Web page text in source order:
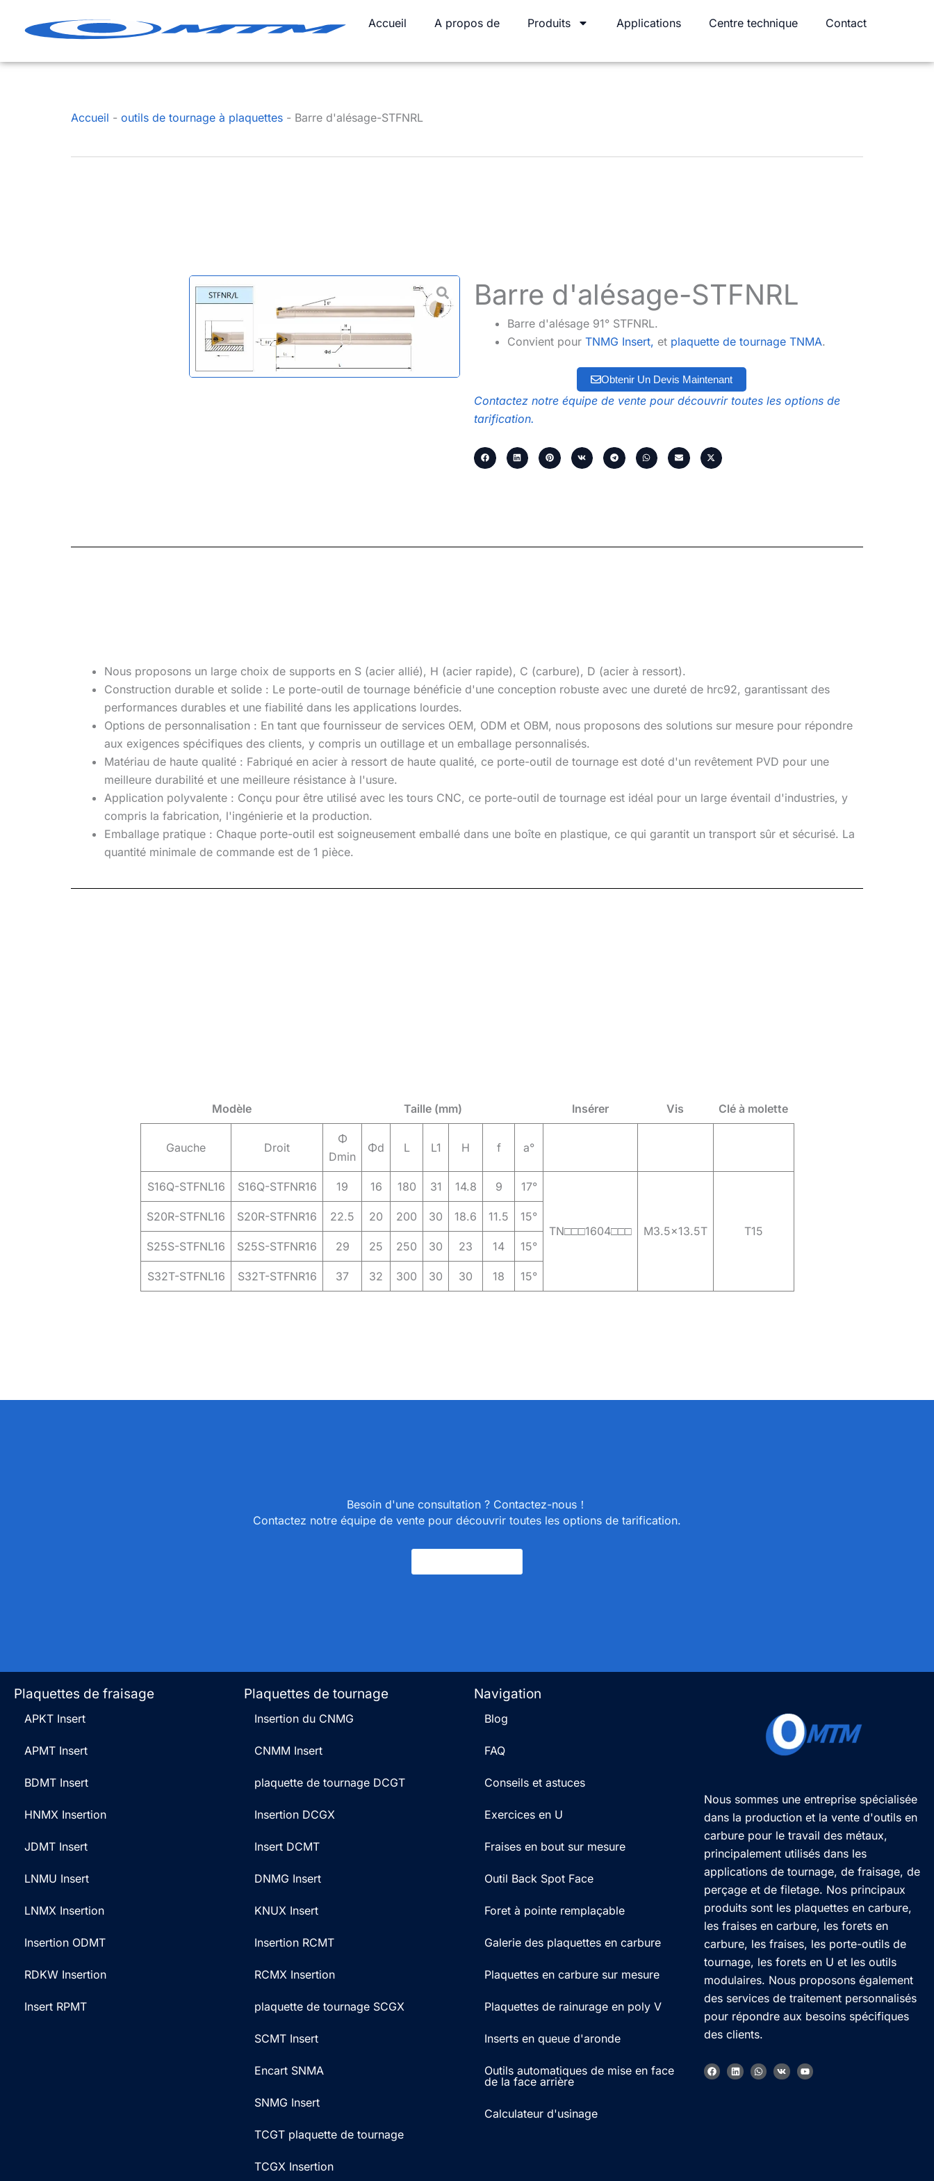
Accueil A propos de Produits Applications Centre technique Contact
Accueil - outils de tournage à plaquettes - Barre d'alésage-STFNRL
Barre d'alésage-STFNRL
Barre d'alésage 91° STFNRL.
Convient pour TNMG Insert, et plaquette de tournage TNMA.
Obtenir Un Devis Maintenant
Contactez notre équipe de vente pour découvrir toutes les options de
tarification.
Nous proposons un large choix de supports en S (acier allié), H (acier rapide), C (carbure), D (acier à ressort).
Construction durable et solide : Le porte-outil de tournage bénéficie d'une conception robuste avec une dureté de hrc92, garantissant des
performances durables et une fiabilité dans les applications lourdes.
Options de personnalisation : En tant que fournisseur de services OEM, ODM et OBM, nous proposons des solutions sur mesure pour répondre
aux exigences spécifiques des clients, y compris un outillage et un emballage personnalisés.
Matériau de haute qualité : Fabriqué en acier à ressort de haute qualité, ce porte-outil de tournage est doté d'un revêtement PVD pour une
meilleure durabilité et une meilleure résistance à l'usure.
Application polyvalente : Conçu pour être utilisé avec les tours CNC, ce porte-outil de tournage est idéal pour un large éventail d'industries, y
compris la fabrication, l'ingénierie et la production.
Emballage pratique : Chaque porte-outil est soigneusement emballé dans une boîte en plastique, ce qui garantit un transport sûr et sécurisé. La
quantité minimale de commande est de 1 pièce.
Modèle Taille (mm) Insérer Vis Clé à molette
Gauche Droit
Φ
Dmin
Φd L L1 H f a°
S16Q-STFNL16 S16Q-STFNR16 19 16 180 31 14.8 9 17°
TN□□□1604□□□ M3.5×13.5T T15
S20R-STFNL16 S20R-STFNR16 22.5 20 200 30 18.6 11.5 15°
S25S-STFNL16 S25S-STFNR16 29 25 250 30 23 14 15°
S32T-STFNL16 S32T-STFNR16 37 32 300 30 30 18 15°
Besoin d'une consultation ? Contactez-nous！
Contactez notre équipe de vente pour découvrir toutes les options de tarification.
Nous sommes une entreprise spécialisée
dans la production et la vente d'outils en
carbure pour le travail des métaux,
principalement utilisés dans les
applications de tournage, de fraisage, de
perçage et de filetage. Nos principaux
produits sont les plaquettes en carbure,
les fraises en carbure, les forets en
carbure, les fraises, les porte-outils de
tournage, les forets en U et les outils
modulaires. Nous proposons également
des services de traitement personnalisés
pour répondre aux besoins spécifiques
des clients.
F
a
L
i
W
h
V
k
Y
o
Navigation
Blog
FAQ
Conseils et astuces
Exercices en U
Fraises en bout sur mesure
Outil Back Spot Face
Foret à pointe remplaçable
Galerie des plaquettes en carbure
Plaquettes en carbure sur mesure
Plaquettes de rainurage en poly V
Inserts en queue d'aronde
Outils automatiques de mise en face
de la face arrière
Calculateur d'usinage
Plaquettes de tournage
Insertion du CNMG
CNMM Insert
plaquette de tournage DCGT
Insertion DCGX
Insert DCMT
DNMG Insert
KNUX Insert
Insertion RCMT
RCMX Insertion
plaquette de tournage SCGX
SCMT Insert
Encart SNMA
SNMG Insert
TCGT plaquette de tournage
TCGX Insertion
Plaquettes de fraisage
APKT Insert
APMT Insert
BDMT Insert
HNMX Insertion
JDMT Insert
LNMU Insert
LNMX Insertion
Insertion ODMT
RDKW Insertion
Insert RPMT
German